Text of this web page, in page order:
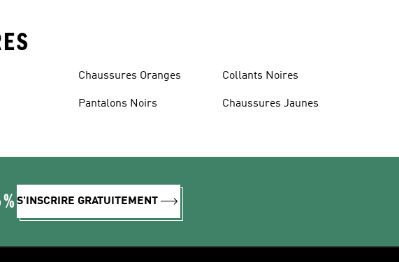
Chaussures Oranges
Pantalons Noirs
Collants Noires
Chaussures Jaunes
S'INSCRIRE GRATUITEMENT